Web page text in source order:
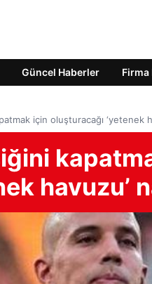
Güncel Haberler Firma
için oluşturacağı ‘yetenek
havuzu’